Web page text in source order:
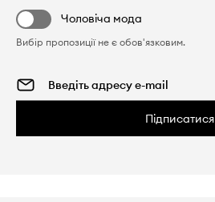
Чоловіча мода
Вибір пропозиції не є обов'язковим.
Підписатися